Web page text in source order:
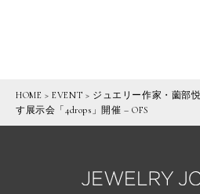
HOME >EVENT > ジュエリー作家・薗部
す展示会「4drops」開催 – OFS